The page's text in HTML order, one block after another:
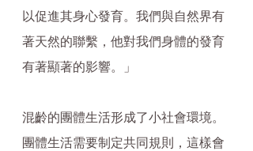
以促進其身心發育。我們與自然界有
著天然的聯繫，他對我們身體的發育
有著顯著的影響。」
混齡的團體生活形成了小社會環境。
團體生活需要制定共同規則，這樣會